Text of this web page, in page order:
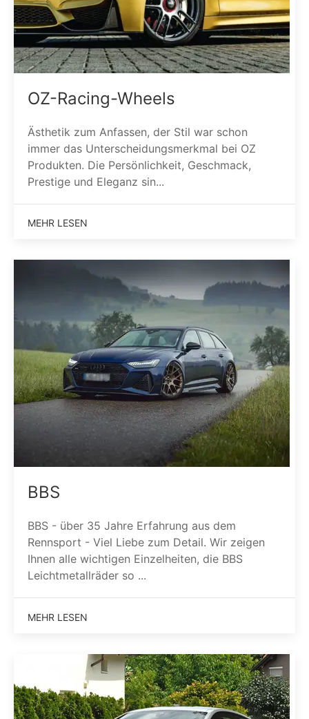
OZ-Racing-Wheels
Ästhetik zum Anfassen, der Stil war schon
immer das Unterscheidungsmerkmal bei OZ
Produkten. Die Persönlichkeit, Geschmack,
Prestige und Eleganz sin...
MEHR LESEN
BBS
BBS - über 35 Jahre Erfahrung aus dem
Rennsport - Viel Liebe zum Detail. Wir zeigen
Ihnen alle wichtigen Einzelheiten, die BBS
Leichtmetallräder so ...
MEHR LESEN